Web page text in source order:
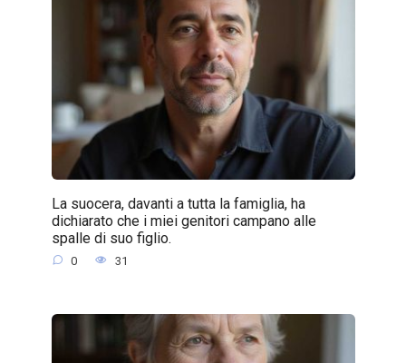
La suocera, davanti a tutta la famiglia, ha
dichiarato che i miei genitori campano alle
spalle di suo figlio.
0 31